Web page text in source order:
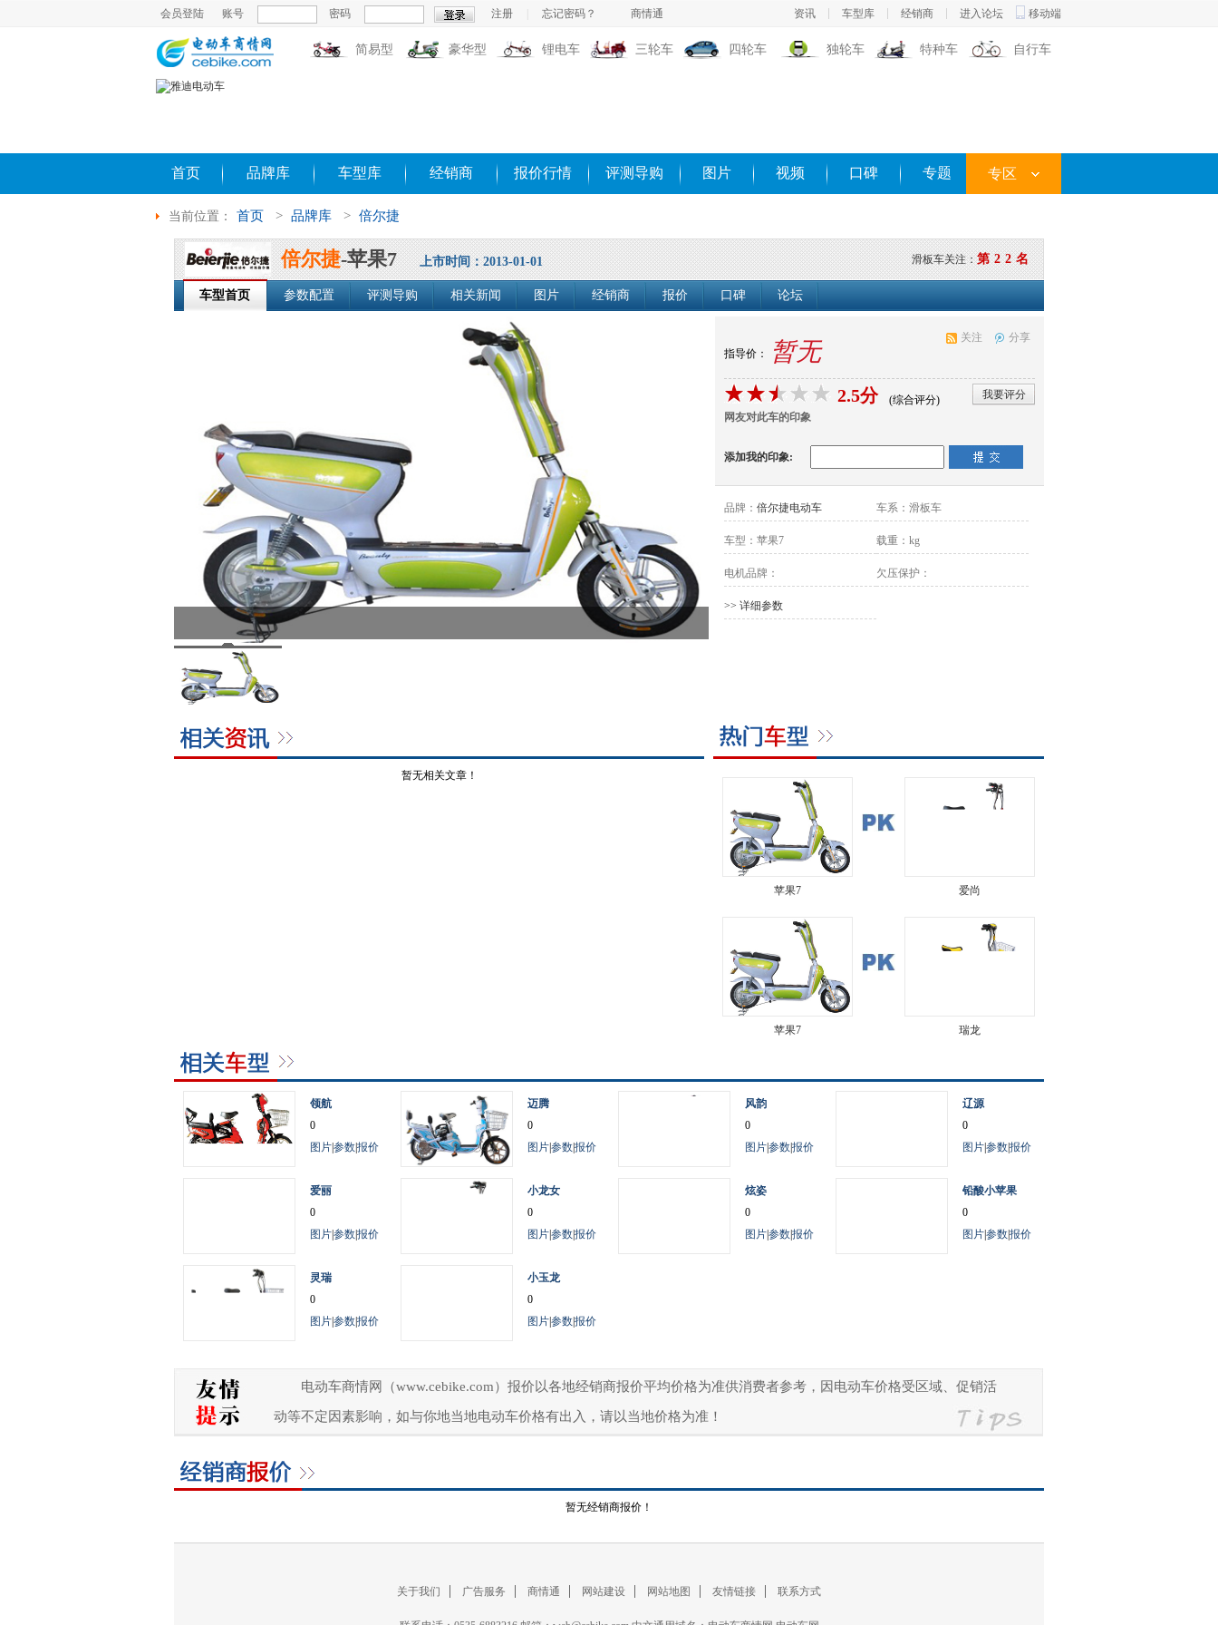
资讯 车型库 经销商 进入论坛 移动端
会员登陆 账号 密码 注册 忘记密码？ 商情通
简易型 豪华型 锂电车 三轮车 四轮车 独轮车 特种车 自行车
首页 品牌库 车型库 经销商 报价行情 评测导购 图片 视频 口碑 专题 专区
当前位置： 首页 > 品牌库 > 倍尔捷
滑板车关注：第22名
倍尔捷-苹果7 上市时间：2013-01-01
车型首页 参数配置 评测导购 相关新闻 图片 经销商 报价 口碑 论坛
指导价： 暂无 关注 分享
2.5分 (综合评分)
我要评分
网友对此车的印象
添加我的印象:
品牌： 倍尔捷电动车 车系： 滑板车
车型： 苹果7 载重： kg
电机品牌： 欠压保护：
>> 详细参数
暂无相关文章！
苹果7 爱尚
苹果7 瑞龙
领航
0
图片参数报价
迈腾
0
图片参数报价
风韵
0
图片参数报价
辽源
0
图片参数报价
爱丽
0
图片参数报价
小龙女
0
图片参数报价
炫姿
0
图片参数报价
铅酸小苹果
0
图片参数报价
灵瑞
0
图片参数报价
小玉龙
0
图片参数报价
电动车商情网（www.cebike.com）报价以各地经销商报价平均价格为准供消费者参考，因电动车价格受区域、促销活
动等不定因素影响，如与你地当地电动车价格有出入，请以当地价格为准！
暂无经销商报价！
关于我们 广告服务 商情通 网站建设 网站地图 友情链接 联系方式